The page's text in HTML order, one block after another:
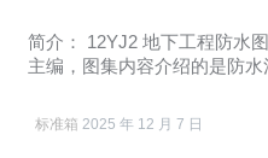
简介： 12YJ2 地下工程防水
主编，图集内容介绍的是防
标准箱 2025 年 12 月 7 日